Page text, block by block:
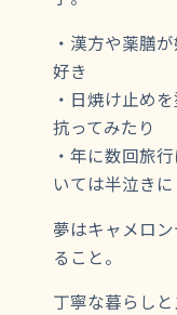
・漢方や薬膳
好き
・日焼け止め
抗ってみたり
・年に数回旅
いては半泣きに
夢はキャメロ
ること。
丁寧な暮らし